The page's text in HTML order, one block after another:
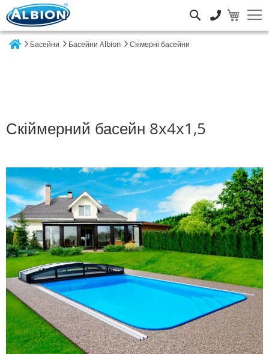
Басейни Басейни Albion Скімерні басейни
Скіймерний басейн 8x4x1,5
Перейти
до
кінця
галереї
зображень